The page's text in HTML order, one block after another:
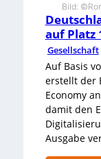
Bild:
auf Platz
Gesellschaft
Auf Basis
erstellt der
Economy
damit den
Ausgabe